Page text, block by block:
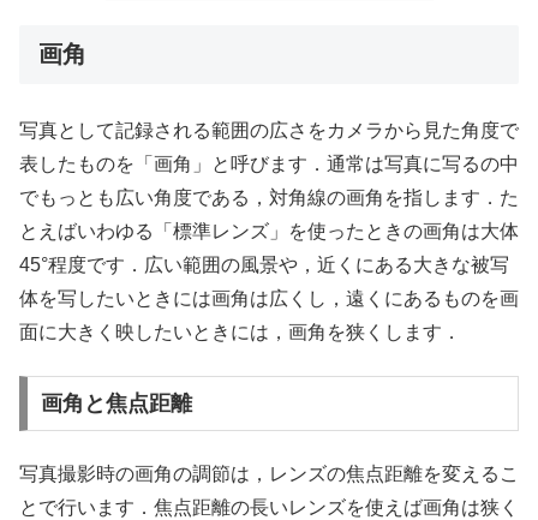
画角
写真として記録される範囲の広さをカメラから見た角度で
表したものを「画角」と呼びます．通常は写真に写るの中
でもっとも広い角度である，対角線の画角を指します．た
とえばいわゆる「標準レンズ」を使ったときの画角は大体
45°程度です．広い範囲の風景や，近くにある大きな被写
体を写したいときには画角は広くし，遠くにあるものを画
面に大きく映したいときには，画角を狭くします．
画角と焦点距離
写真撮影時の画角の調節は，レンズの焦点距離を変えるこ
とで行います．焦点距離の長いレンズを使えば画角は狭く